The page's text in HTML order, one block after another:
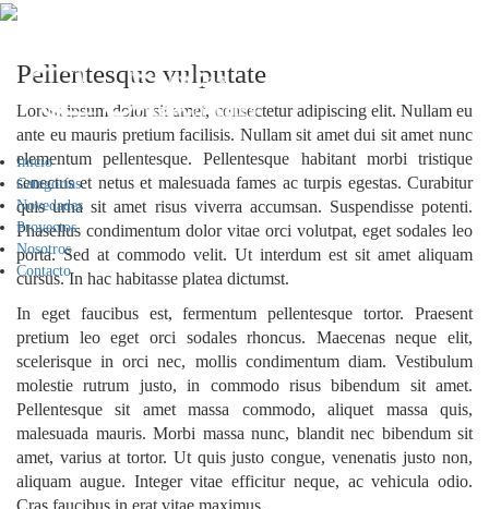
Inicio
Categorías
Novedades
Proyectos
Nosotros
Contacto
Pellentesque vulputate
Lorem ipsum dolor sit amet, consectetur adipiscing elit. Nullam eu
ante eu mauris pretium facilisis. Nullam sit amet dui sit amet nunc
elementum pellentesque. Pellentesque habitant morbi tristique
senectus et netus et malesuada fames ac turpis egestas. Curabitur
quis urna sit amet risus viverra accumsan. Suspendisse potenti.
Phasellus condimentum dolor vitae orci volutpat, eget sodales leo
porta. Sed at commodo velit. Ut interdum est sit amet aliquam
cursus. In hac habitasse platea dictumst.
In eget faucibus est, fermentum pellentesque tortor. Praesent
pretium leo eget orci sodales rhoncus. Maecenas neque elit,
scelerisque in orci nec, mollis condimentum diam. Vestibulum
molestie rutrum justo, in commodo risus bibendum sit amet.
Pellentesque sit amet massa commodo, aliquet massa quis,
malesuada mauris. Morbi massa nunc, blandit nec bibendum sit
amet, varius at tortor. Ut quis justo congue, venenatis justo non,
aliquam augue. Integer vitae efficitur neque, ac vehicula odio.
Cras faucibus in erat vitae maximus.